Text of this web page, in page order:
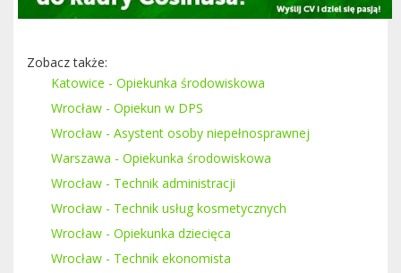
Zobacz także:
Katowice - Opiekunka środowiskowa
Wrocław - Opiekun w DPS
Wrocław - Asystent osoby niepełnosprawnej
Warszawa - Opiekunka środowiskowa
Wrocław - Technik administracji
Wrocław - Technik usług kosmetycznych
Wrocław - Opiekunka dziecięca
Wrocław - Technik ekonomista